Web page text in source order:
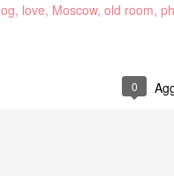
love Moscow old room
0